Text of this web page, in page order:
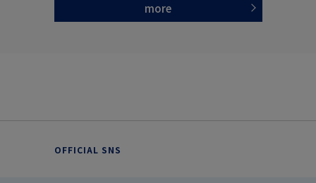
more
OFFICIAL SNS